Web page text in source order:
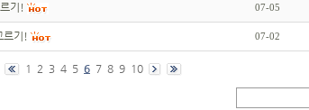
기! 07-05
르기! 07-02
1 2 3 4 5 6 7 8 9 10